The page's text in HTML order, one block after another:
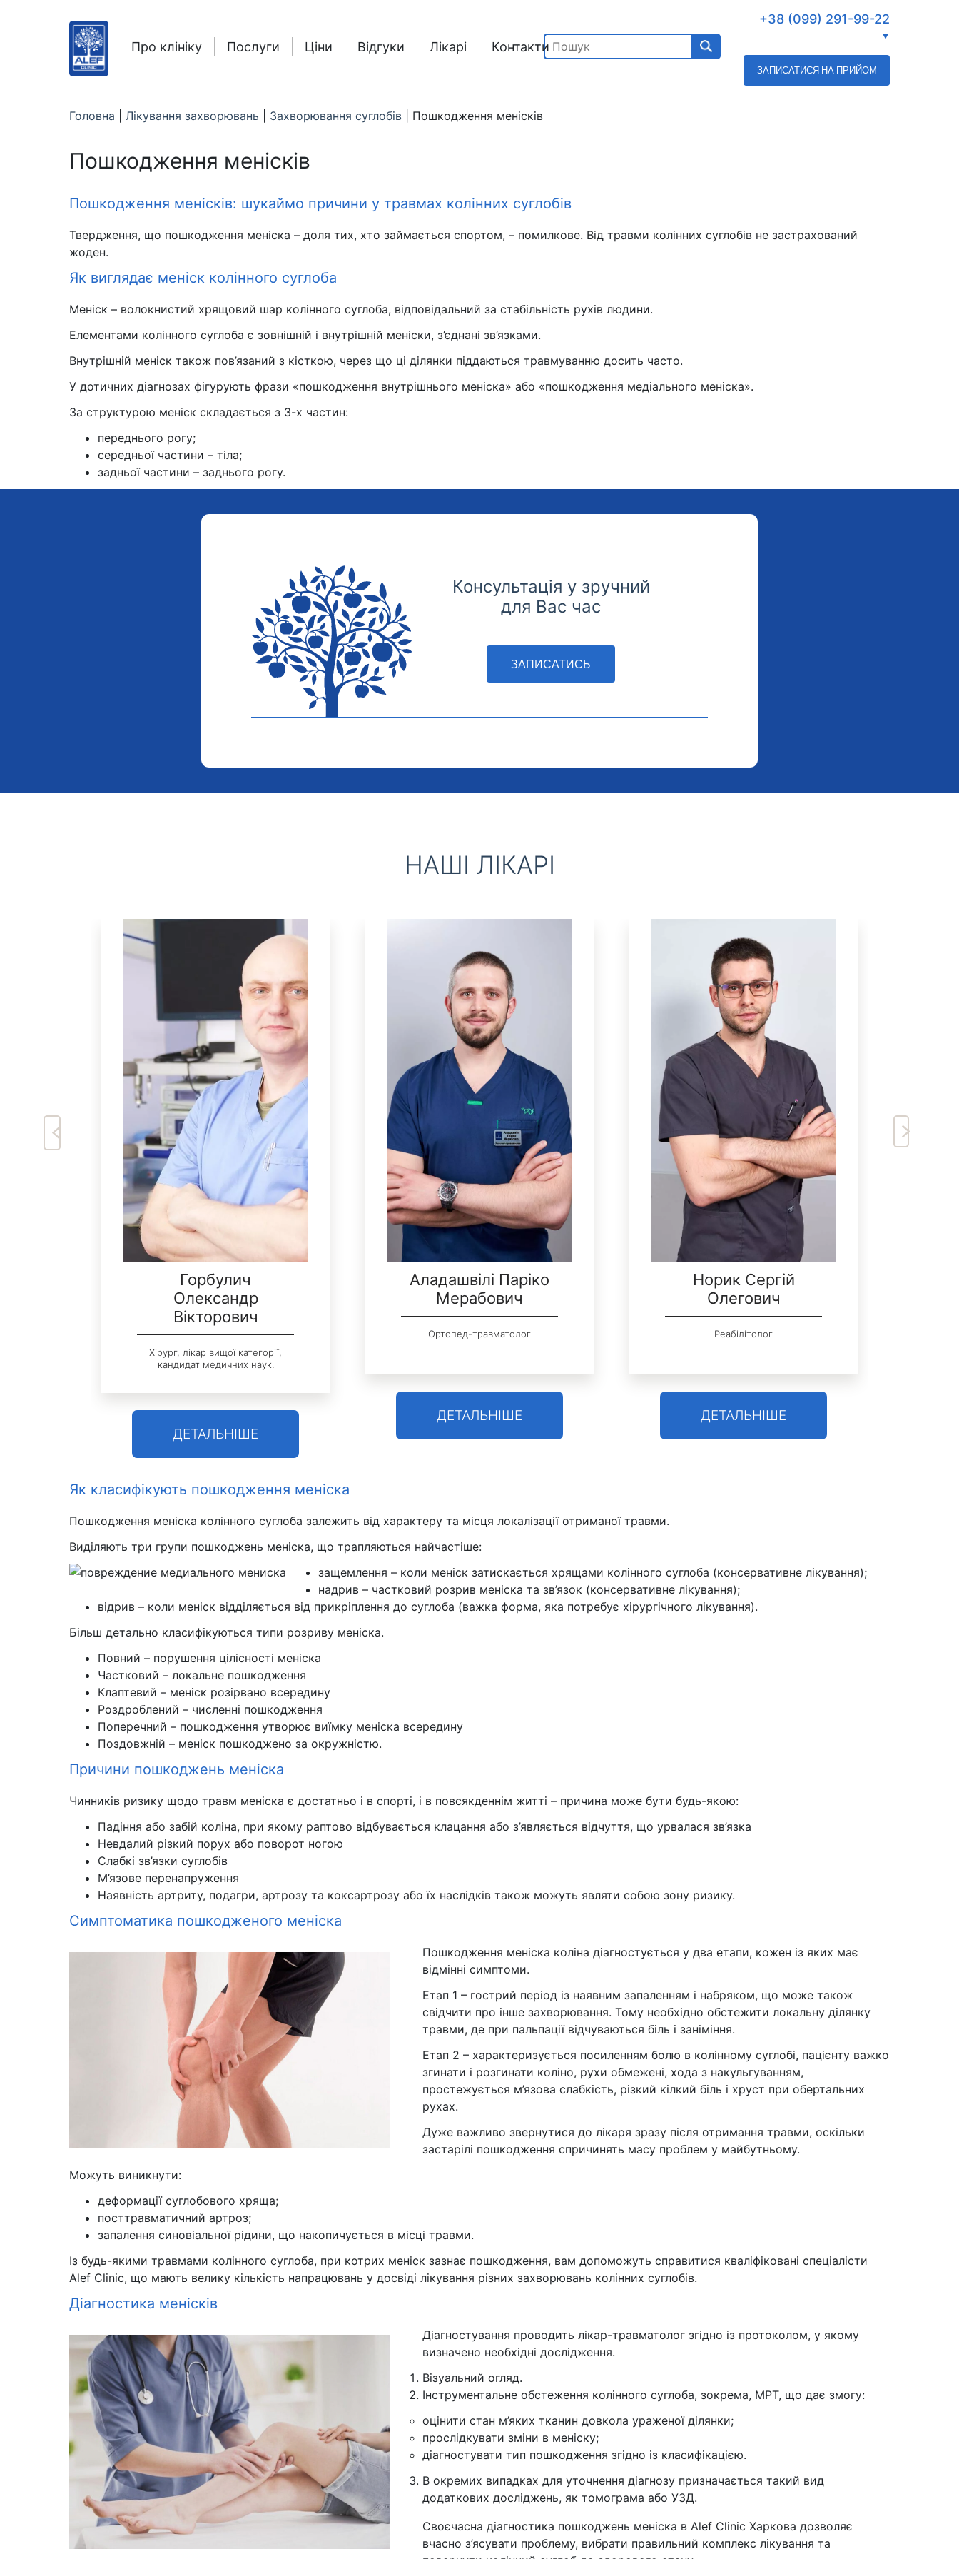
Про клініку Послуги Ціни Відгуки Лікарі Контакти
+38 (099) 291-99-22
ЗАПИСАТИСЯ НА ПРИЙОМ
Головна Лікування захворювань Захворювання суглобів Пошкодження менісків
Пошкодження менісків
Пошкодження менісків: шукаймо причини у травмах колінних суглобів
Твердження, що пошкодження меніска – доля тих, хто займається спортом, – помилкове. Від травми колінних суглобів не застрахований
жоден.
Як виглядає меніск колінного суглоба
Меніск – волокнистий хрящовий шар колінного суглоба, відповідальний за стабільність рухів людини.
Елементами колінного суглоба є зовнішній і внутрішній меніски, з’єднані зв’язками.
Внутрішній меніск також пов’язаний з кісткою, через що ці ділянки піддаються травмуванню досить часто.
У дотичних діагнозах фігурують фрази «пошкодження внутрішнього меніска» або «пошкодження медіального меніска».
За структурою меніск складається з 3-х частин:
переднього рогу;
середньої частини – тіла;
задньої частини – заднього рогу.
Консультація у зручний
для Вас час
ЗАПИСАТИСЬ
НАШІ ЛІКАРІ
Горбулич
Олександр
Вікторович
Хірург, лікар вищої категорії,
кандидат медичних наук.
ДЕТАЛЬНІШЕ
Аладашвілі Паріко
Мерабович
Ортопед-травматолог
ДЕТАЛЬНІШЕ
Норик Сергій
Олегович
Реабілітолог
ДЕТАЛЬНІШЕ
Як класифікують пошкодження меніска
Пошкодження меніска колінного суглоба залежить від характеру та місця локалізації отриманої травми.
Виділяють три групи пошкоджень меніска, що трапляються найчастіше:
защемлення – коли меніск затискається хрящами колінного суглоба (консервативне лікування);
надрив – частковий розрив меніска та зв’язок (консервативне лікування);
відрив – коли меніск відділяється від прикріплення до суглоба (важка форма, яка потребує хірургічного лікування).
Більш детально класифікуються типи розриву меніска.
Повний – порушення цілісності меніска
Частковий – локальне пошкодження
Клаптевий – меніск розірвано всередину
Роздроблений – численні пошкодження
Поперечний – пошкодження утворює виїмку меніска всередину
Поздовжній – меніск пошкоджено за окружністю.
Причини пошкоджень меніска
Чинників ризику щодо травм меніска є достатньо і в спорті, і в повсякденнім житті – причина може бути будь-якою:
Падіння або забій коліна, при якому раптово відбувається клацання або з’являється відчуття, що урвалася зв’язка
Невдалий різкий порух або поворот ногою
Слабкі зв’язки суглобів
М’язове перенапруження
Наявність артриту, подагри, артрозу та коксартрозу або їх наслідків також можуть являти собою зону ризику.
Симптоматика пошкодженого меніска
Пошкодження меніска коліна діагностується у два етапи, кожен із яких має
відмінні симптоми.
Етап 1 – гострий період із наявним запаленням і набряком, що може також
свідчити про інше захворювання. Тому необхідно обстежити локальну ділянку
травми, де при пальпації відчуваються біль і заніміння.
Етап 2 – характеризується посиленням болю в колінному суглобі, пацієнту важко
згинати і розгинати коліно, рухи обмежені, хода з накульгуванням,
простежується м’язова слабкість, різкий кілкий біль і хруст при обертальних
рухах.
Дуже важливо звернутися до лікаря зразу після отримання травми, оскільки
застарілі пошкодження спричинять масу проблем у майбутньому.
Можуть виникнути:
деформації суглобового хряща;
посттравматичний артроз;
запалення синовіальної рідини, що накопичується в місці травми.
Із будь-якими травмами колінного суглоба, при котрих меніск зазнає пошкодження, вам допоможуть справитися кваліфіковані спеціалісти
Alef Сlinic, що мають велику кількість напрацювань у досвіді лікування різних захворювань колінних суглобів.
Діагностика менісків
Діагностування проводить лікар-травматолог згідно із протоколом, у якому
визначено необхідні дослідження.
Візуальний огляд.
Інструментальне обстеження колінного суглоба, зокрема, МРТ, що дає змогу:
оцінити стан м’яких тканин довкола ураженої ділянки;
прослідкувати зміни в меніску;
діагностувати тип пошкодження згідно із класифікацією.
В окремих випадках для уточнення діагнозу призначається такий вид
додаткових досліджень, як томограма або УЗД.
Своєчасна діагностика пошкоджень меніска в Alef Сlinic Харкова дозволяє
вчасно з’ясувати проблему, вибрати правильний комплекс лікування та